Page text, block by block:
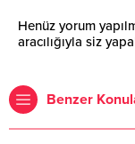
Henüz yorum
aracılığıyla siz
Benzer